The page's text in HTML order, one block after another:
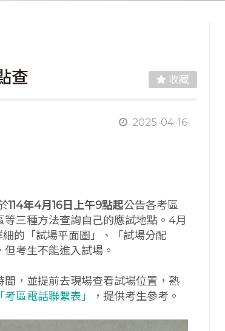
查 收藏
2025-04-16
114年4月16 日上午9點起公告各考區
三種方法查詢自己的應試地點。4月
的「試場平面圖」、「試場分配
考生不能進入試場。
，並提前去現場查看試場位置，熟
「考區電話聯繫表」 ，提供考生參考。